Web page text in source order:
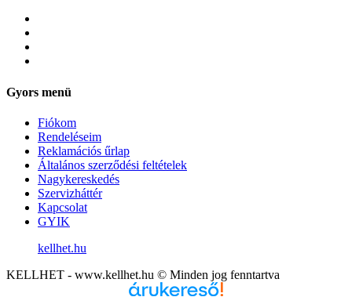
Gyors menü
Fiókom
Rendeléseim
Reklamációs űrlap
Általános szerződési feltételek
Nagykereskedés
Szervizháttér
Kapcsolat
GYIK
kellhet.hu
KELLHET - www.kellhet.hu © Minden jog fenntartva